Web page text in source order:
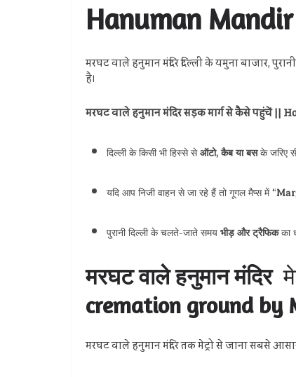
Hanuman Mandir
मरघट वाले हनुमान मंदिर दिल्ली के यमुना बाजार,
है।
मरघट वाले हनुमान मंदिर सड़क मार्ग से कैसे पहुंचें
दिल्ली के किसी भी हिस्से से ऑटो, कैब या बसके जरिए
यदि आप निजी वाहन से जा रहे हैं तो गूगल मैप्स में “
पुरानी दिल्ली के चलते-जाते समय भीड़ और ट्रैफिकका
मरघट वाले हनुमान मंदिर
cremation ground by
मरघट वाले हनुमान मंदिर तक मेट्रो से जाना सबसे